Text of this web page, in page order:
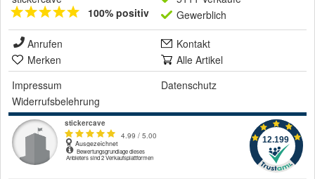
100% positiv
Gewerblich
Anrufen
Kontakt
Merken
Alle Artikel
Impressum
Datenschutz
Widerrufsbelehrung